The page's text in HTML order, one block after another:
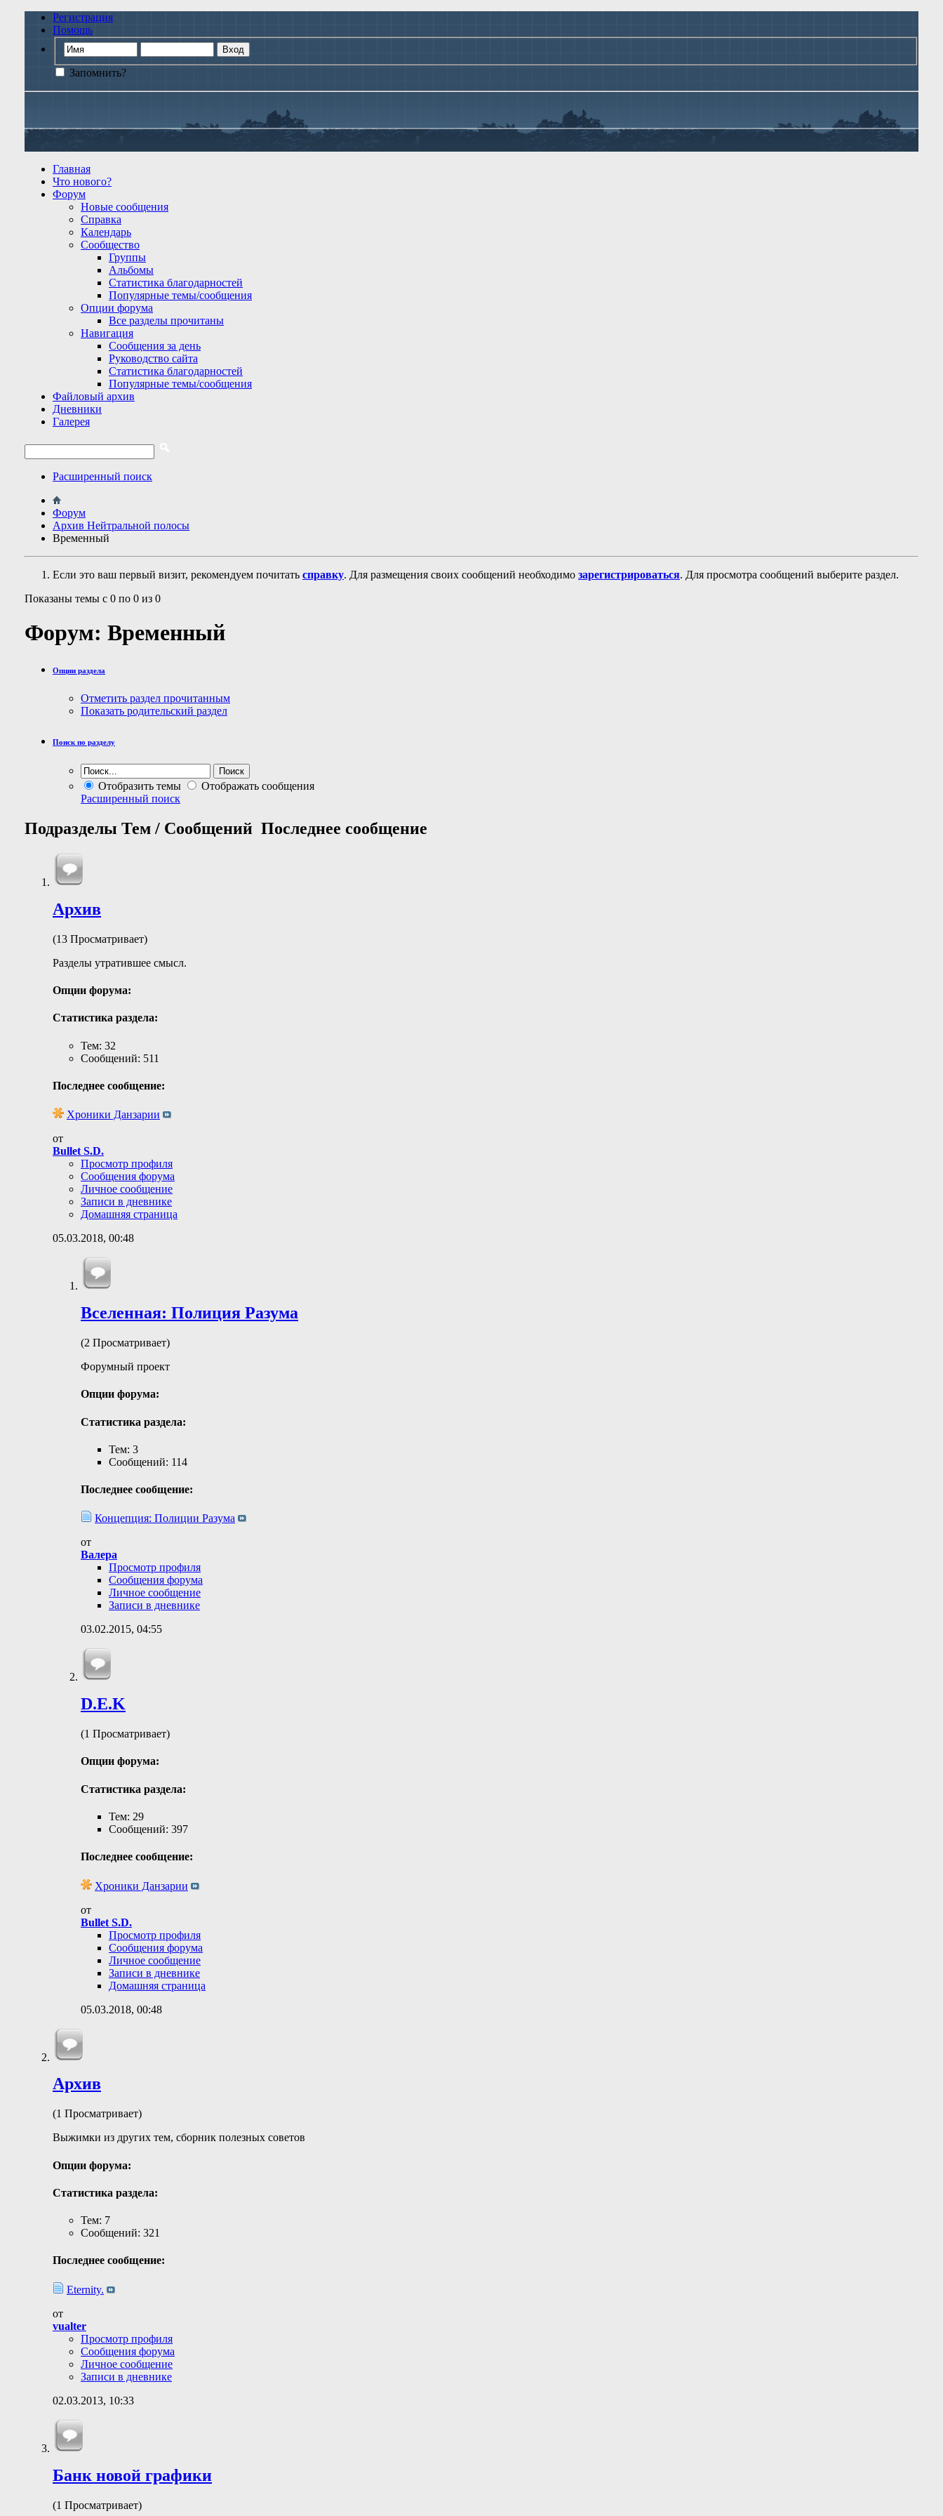
Регистрация
Помощь
Запомнить?
Главная
Что нового?
Форум
Новые сообщения
Справка
Календарь
Сообщество
Группы
Альбомы
Статистика благодарностей
Популярные темы/сообщения
Опции форума
Все разделы прочитаны
Навигация
Сообщения за день
Руководство сайта
Статистика благодарностей
Популярные темы/сообщения
Файловый архив
Дневники
Галерея
Расширенный поиск
Форум
Архив Нейтральной полосы
Временный
Если это ваш первый визит, рекомендуем почитать справку. Для размещения своих сообщений необходимо зарегистрироваться. Для просмотра сообщений выберите раздел.
Показаны темы с 0 по 0 из 0
Форум: Временный
Опции раздела
Отметить раздел прочитанным
Показать родительский раздел
Поиск по разделу
Отобразить темы
Отображать сообщения
Расширенный поиск
Подразделы Тем / Сообщений Последнее сообщение
Архив
(13 Просматривает)
Разделы утратившее смысл.
Опции форума:
Статистика раздела:
Тем: 32
Сообщений: 511
Последнее сообщение:
Хроники Данзарии
от
Bullet S.D.
Просмотр профиля
Сообщения форума
Личное сообщение
Записи в дневнике
Домашняя страница
05.03.2018, 00:48
Вселенная: Полиция Разума
(2 Просматривает)
Форумный проект
Опции форума:
Статистика раздела:
Тем: 3
Сообщений: 114
Последнее сообщение:
Концепция: Полиции Разума
от
Валера
Просмотр профиля
Сообщения форума
Личное сообщение
Записи в дневнике
03.02.2015, 04:55
D.E.K
(1 Просматривает)
Опции форума:
Статистика раздела:
Тем: 29
Сообщений: 397
Последнее сообщение:
Хроники Данзарии
от
Bullet S.D.
Просмотр профиля
Сообщения форума
Личное сообщение
Записи в дневнике
Домашняя страница
05.03.2018, 00:48
Архив
(1 Просматривает)
Выжимки из других тем, сборник полезных советов
Опции форума:
Статистика раздела:
Тем: 7
Сообщений: 321
Последнее сообщение:
Eternity.
от
vualter
Просмотр профиля
Сообщения форума
Личное сообщение
Записи в дневнике
02.03.2013, 10:33
Банк новой графики
(1 Просматривает)